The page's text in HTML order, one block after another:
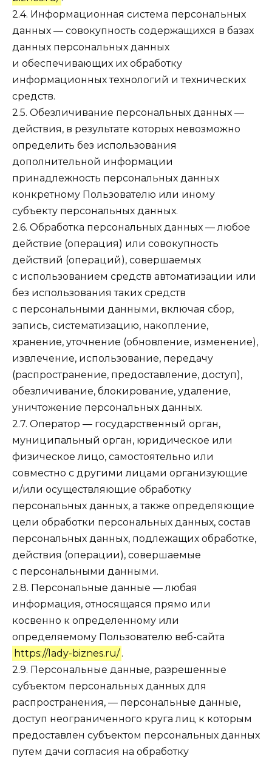
2.4. Информационная система персональных
данных — совокупность содержащихся в базах
данных персональных данных
и обеспечивающих их обработку
информационных технологий и технических
средств.
2.5. Обезличивание персональных данных —
действия, в результате которых невозможно
определить без использования
дополнительной информации
принадлежность персональных данных
конкретному Пользователю или иному
субъекту персональных данных.
2.6. Обработка персональных данных — любое
действие (операция) или совокупность
действий (операций), совершаемых
с использованием средств автоматизации или
без использования таких средств
с персональными данными, включая сбор,
запись, систематизацию, накопление,
хранение, уточнение (обновление, изменение),
извлечение, использование, передачу
(распространение, предоставление, доступ),
обезличивание, блокирование, удаление,
уничтожение персональных данных.
2.7. Оператор — государственный орган,
муниципальный орган, юридическое или
физическое лицо, самостоятельно или
совместно с другими лицами организующие
и/или осуществляющие обработку
персональных данных, а также определяющие
цели обработки персональных данных, состав
персональных данных, подлежащих обработке,
действия (операции), совершаемые
с персональными данными.
2.8. Персональные данные — любая
информация, относящаяся прямо или
косвенно к определенному или
определяемому Пользователю веб-сайта
https://lady-biznes.ru/ .
2.9. Персональные данные, разрешенные
субъектом персональных данных для
распространения, — персональные данные,
доступ неограниченного круга лиц к которым
предоставлен субъектом персональных данных
путем дачи согласия на обработку